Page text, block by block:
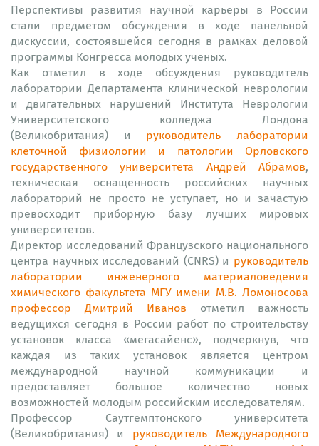
Перспективы развития научной карьеры в России
стали предметом обсуждения в ходе панельной
дискуссии, состоявшейся сегодня в рамках деловой
программы Конгресса молодых ученых.
Как отметил в ходе обсуждения руководитель
лаборатории Департамента клинической неврологии
и двигательных нарушений Института Неврологии
Университетского колледжа Лондона
(Великобритания) и руководитель лаборатории
клеточной физиологии и патологии Орловского
государственного университета Андрей Абрамов,
техническая оснащенность российских научных
лабораторий не просто не уступает, но и зачастую
превосходит приборную базу лучших мировых
университетов.
Директор исследований Французского национального
центра научных исследований (CNRS) и руководитель
лаборатории инженерного материаловедения
химического факультета МГУ имени М.В. Ломоносова
профессор Дмитрий Иванов отметил важность
ведущихся сегодня в России работ по строительству
установок класса «мегасайенс», подчеркнув, что
каждая из таких установок является центром
международной научной коммуникации и
предоставляет большое количество новых
возможностей молодым российским исследователям.
Профессор Саутгемптонского университета
(Великобритания) и руководитель Международного